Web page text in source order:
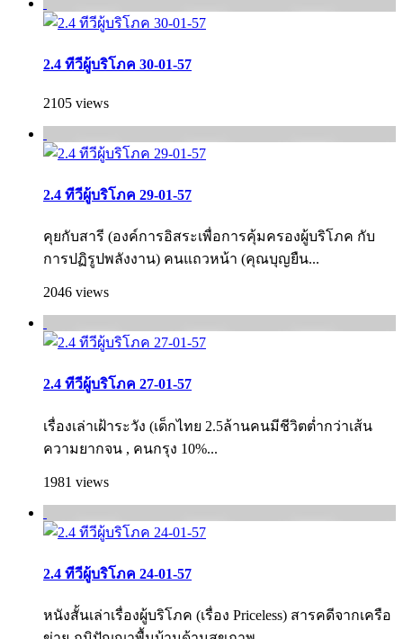
2.4 ทีวีผู้บริโภค 30-01-57
2105 views
2.4 ทีวีผู้บริโภค 29-01-57
คุยกับสารี (องค์การอิสระเพื่อการคุ้มครองผู้บริโภค กั­บ
การปฏิรูปพลังงาน) คนแถวหน้า (คุณบุญยืน...
2046 views
2.4 ทีวีผู้บริโภค 27-01-57
เรื่องเล่าเฝ้าระวัง (เด็กไทย 2.5ล้านคนมีชีวิตต่ำกว่าเส้น
ความยากจน , คนกรุง 10%...
1981 views
2.4 ทีวีผู้บริโภค 24-01-57
หนังสั้นเล่าเรื่องผู้บริโภค (เรื่อง Priceless) สารคดีจากเครือ